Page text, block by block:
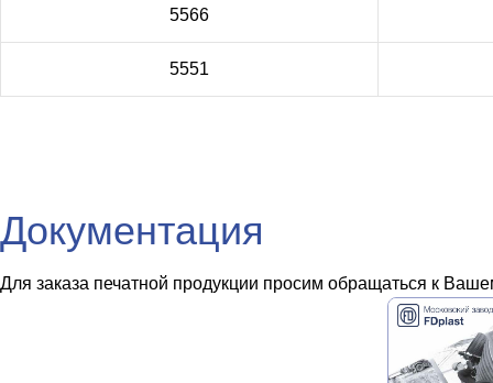
5566
5551
Документация
Для заказа печатной продукции просим обращаться к